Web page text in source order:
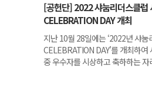
[공헌단] 2022 샤눔리더스클럽
CELEBRATION DAY 개최
지난 10월 28일에는 ‘2022년 샤
CELEBRATION DAY’를 개최하여
중 우수자를 시상하고 축하하는